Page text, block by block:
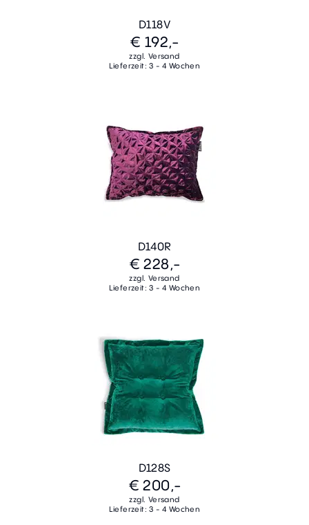
D118V
€ 192,-
zzgl. Versand
Lieferzeit: 3 - 4 Wochen
D140R
€ 228,-
zzgl. Versand
Lieferzeit: 3 - 4 Wochen
D128S
€ 200,-
zzgl. Versand
Lieferzeit: 3 - 4 Wochen